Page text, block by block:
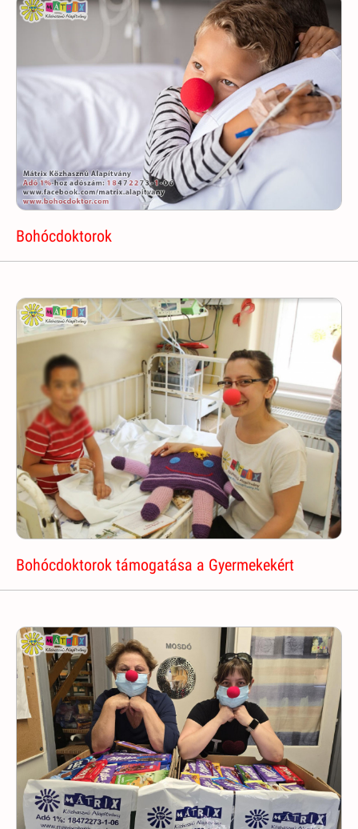
Bohócdoktorok
Bohócdoktorok támogatása a Gyermekekért